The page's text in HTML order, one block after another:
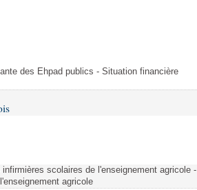
des Ehpad publics - Situation financière
scolaires de l'enseignement agricole -
agricole